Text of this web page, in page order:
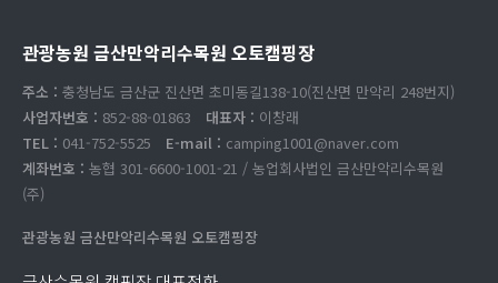
관광농원 금산만악리수목원 오토캠핑장
주소 : 충청남도 금산군 진산면 초미동길138-10(진산면 만악리 248번지)
사업자번호 : 852-88-01863 대표자 : 이창래
TEL : 041-752-5525 E-mail : camping1001@naver.com
계좌번호 : 농협 301-6600-1001-21 / 농업회사법인 금산만악리수목원
(주)
관광농원 금산만악리수목원 오토캠핑장